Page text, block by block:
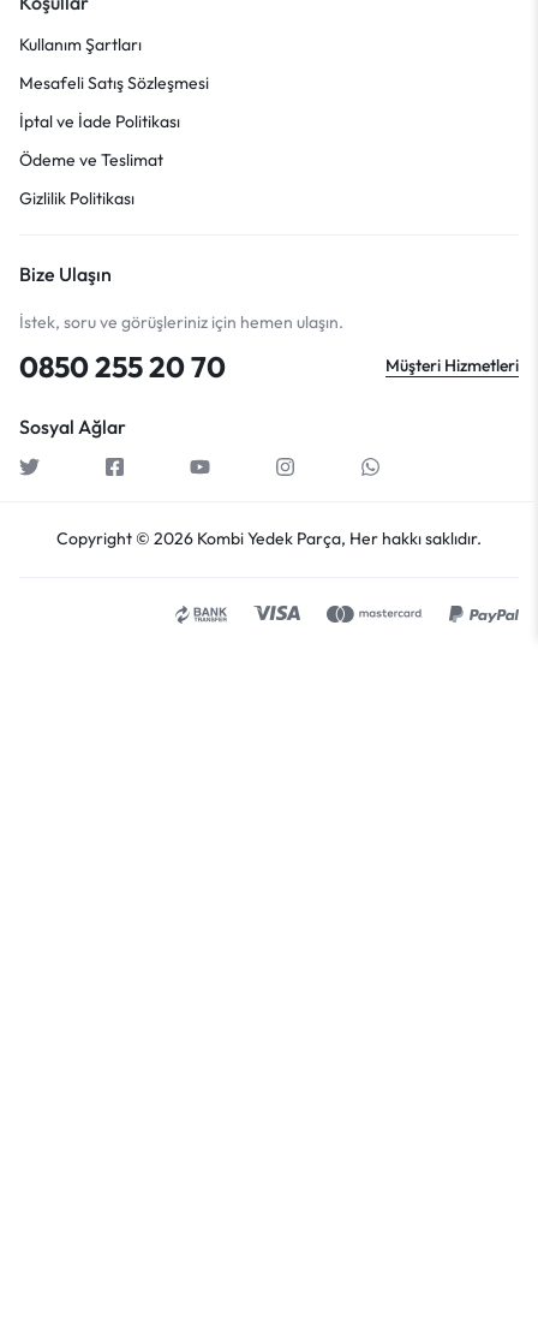
Kullanım Şartları
Mesafeli Satış Sözleşmesi
İptal ve İade Politikası
Ödeme ve Teslimat
Gizlilik Politikası
Bize Ulaşın
İstek, soru ve görüşleriniz için hemen ulaşın.
0850 255 20 70 Müşteri Hizmetleri
Sosyal Ağlar
Copyright © 2026 Kombi Yedek Parça, Her hakkı saklıdır.